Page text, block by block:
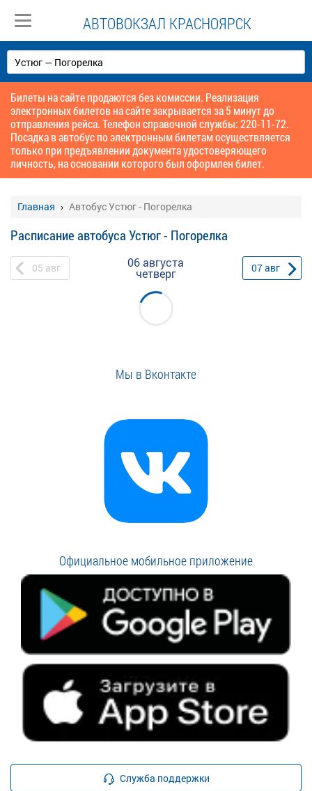
АВТОВОКЗАЛ КРАСНОЯРСК
Билеты на сайте продаются без комиссии. Реализация
электронных билетов на сайте закрывается за 5 минут до
отправления рейса. Телефон справочной службы: 220-11-72.
Посадка в автобус по электронным билетам осуществляется
только при предъявлении документа удостоверяющего
личность, на основании которого был оформлен билет.
Главная Автобус Устюг - Погорелка
Расписание автобуса Устюг - Погорелка
05 авг 06 августа
четверг 07авг
Мы в Вконтакте
Официальное мобильное приложение
Служба поддержки